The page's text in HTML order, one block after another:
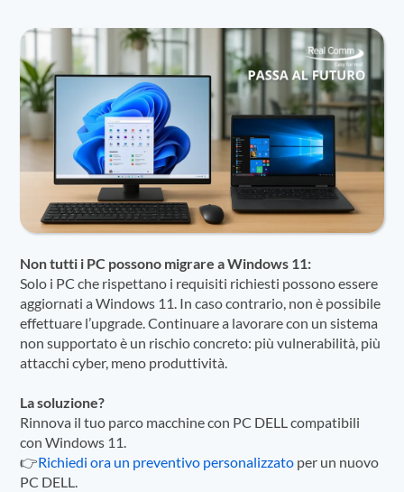
Non tutti i PC possono migrare a Windows 11:
Solo i PC che rispettano i requisiti richiesti possono essere
aggiornati a Windows 11. In caso contrario, non è possibile
effettuare l’upgrade. Continuare a lavorare con un sistema
non supportato è un rischio concreto: più vulnerabilità, più
attacchi cyber, meno produttività.
La soluzione?
Rinnova il tuo parco macchine con PC DELL compatibili
con Windows 11.
👉Richiedi ora un preventivo personalizzato per un nuovo
PC DELL.